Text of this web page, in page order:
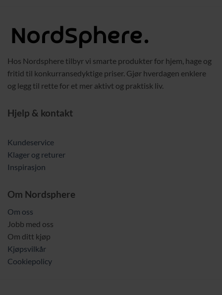
Hos Nordsphere tilbyr vi smarte produkter for hjem, hage og
fritid til konkurransedyktige priser. Gjør hverdagen enklere
og legg til rette for et mer aktivt og praktisk liv.
Hjelp & kontakt
Kundeservice
Klager og returer
Inspirasjon
Om Nordsphere
Om oss
Jobb med oss
Om ditt kjøp
Kjøpsvilkår
Cookiepolicy